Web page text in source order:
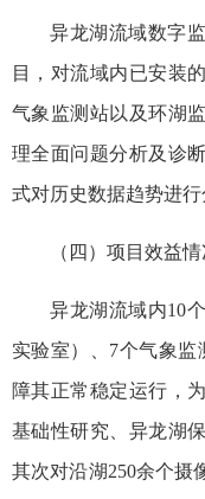
异龙湖流域数字
目，对流域内已安装
气象监测站以及环湖
理全面问题分析及诊
式对历史数据趋势进
（四）项目效益
异龙湖流域内10
实验室）、7个气象
障其正常稳定运行，
基础性研究、异龙湖
其次对沿湖250余个摄